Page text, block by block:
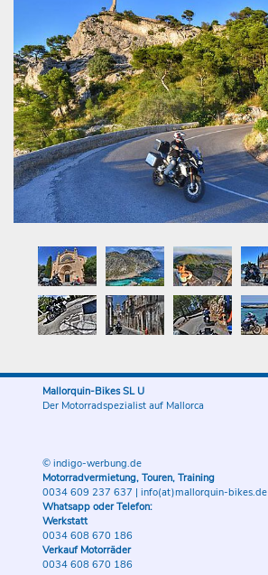
Mallorquin-Bikes SL U
Der Motorradspezialist auf Mallorca
© indigo-werbung.de
Motorradvermietung, Touren, Training
0034 609 237 637 | info(at)mallorquin-bikes.de
Whatsapp oder Telefon:
Werkstatt
0034 608 670 186
Verkauf Motorräder
0034 608 670 186